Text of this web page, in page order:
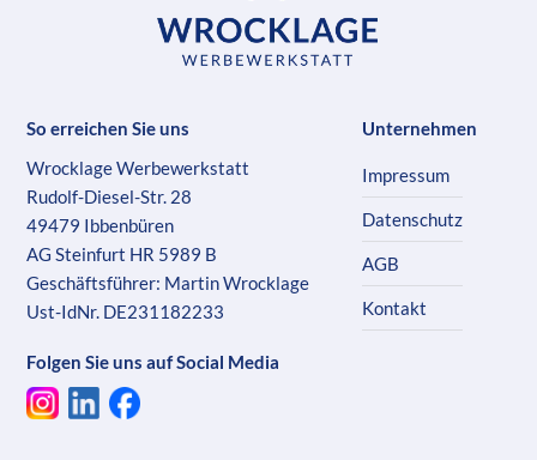
So erreichen Sie uns
Wrocklage Werbewerkstatt
Rudolf-Diesel-Str. 28
49479 Ibbenbüren
AG Steinfurt HR 5989 B
Geschäftsführer: Martin Wrocklage
Ust-IdNr. DE231182233
Folgen Sie uns auf Social Media
Unternehmen
Impressum
Datenschutz
AGB
Kontakt